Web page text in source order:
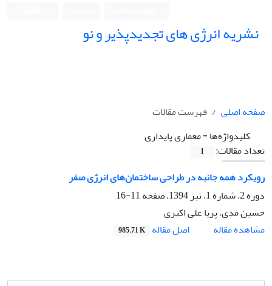
نشریه انرژی های تجدیدپذیر و نو
صفحه اصلی
فهرست مقالات
کلیدواژه‌ها =معماری پایداری
تعداد مقالات:
1
رویکرد همه جانبه در طراحی ساختمان‌های انرژی صفر
دوره 2، شماره 1، تیر 1394، صفحه
11-16
حسین مدی، پریا علی اکبری
مشاهده مقاله
اصل مقاله 985.71 K